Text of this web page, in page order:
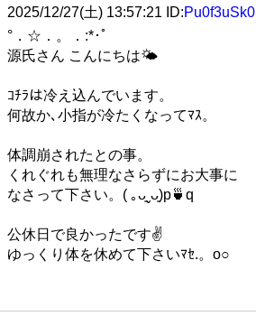
2025/12/27(土) 13:57:21 ID:Pu0f3uSk0
°．☆．。．:*･ﾟ
源氏さん こんにちは🌤
ｺﾁﾗは冷え込んでいます。
何故か､小指が冷たくなってﾏｽ。
体調崩されたとの事。
くれぐれも無理なさらずにお大事に
なさって下さい。( ｡ᴗ͈ˬᴗ͈)p🍵q
公休日で良かったです✌
ゆっくり体を休めて下さいﾏｾ.。o○